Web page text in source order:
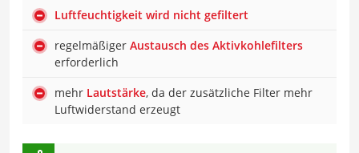
Luftfeuchtigkeit wird nicht gefiltert
regelmäßiger Austausch des Aktivkohlefilters
erforderlich
mehr Lautstärke, da der zusätzliche Filter mehr
Luftwiderstand erzeugt